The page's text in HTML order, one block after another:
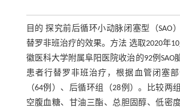
目的 探究前后循环小动脉闭塞型（SAO
替罗非班治疗的效果。方法 选取2020年
徽医科大学附属阜阳医院收治的92例SAO
患者行替罗非班治疗，根据血管闭塞
（64例）、后循环组（28例）。比较两
空腹血糖、甘油三酯、总胆固醇、低密